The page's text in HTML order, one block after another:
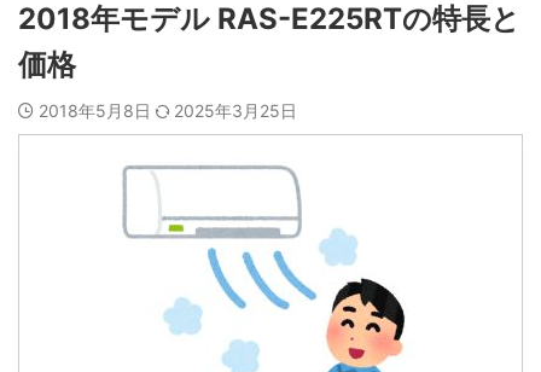
2018年モデル RAS-E225RTの特長と
価格
2018年5月8日 2025年3月25日